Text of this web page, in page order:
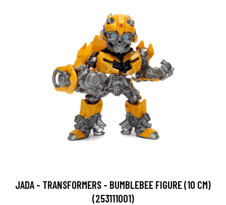
JADA - TRANSFORMERS - BUMBLEBEE FIGURE (10 CM)
(253111001)